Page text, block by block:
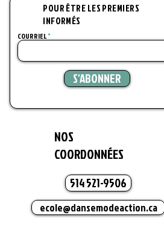
POUR ÊTRE LES PREMIERS
INFORMÉS
COURRIEL
S'ABONNER
NOS
COORDONNÉES
514 521-9506
ecole@dansemodeaction.ca